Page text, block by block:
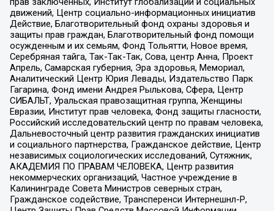
движений, Центр социально-информационных инициатив
Действие, Благотворительный фонд охраны здоровья и
защиты прав граждан, Благотворительный фонд помощи
осужденным и их семьям, Фонд Тольятти, Новое время,
Серебряная тайга, Так-Так-Так, Сова, центр Анна, Проект
Апрель, Самарская губерния, Эра здоровья, Мемориал,
Аналитический Центр Юрия Левады, Издательство Парк
Гагарина, Фонд имени Андрея Рылькова, Сфера, Центр
СИБАЛЬТ, Уральская правозащитная группа, Женщины
Евразии, Институт прав человека, Фонд защиты гласности,
Российский исследовательский центр по правам человека,
Дальневосточный центр развития гражданских инициатив
и социального партнерства, Гражданское действие, Центр
независимых социологических исследований, Сутяжник,
АКАДЕМИЯ ПО ПРАВАМ ЧЕЛОВЕКА, Центр развития
некоммерческих организаций, Частное учреждение в
Калининграде Совета Министров северных стран,
Гражданское содействие, Трансперенси Интернешнл-Р,